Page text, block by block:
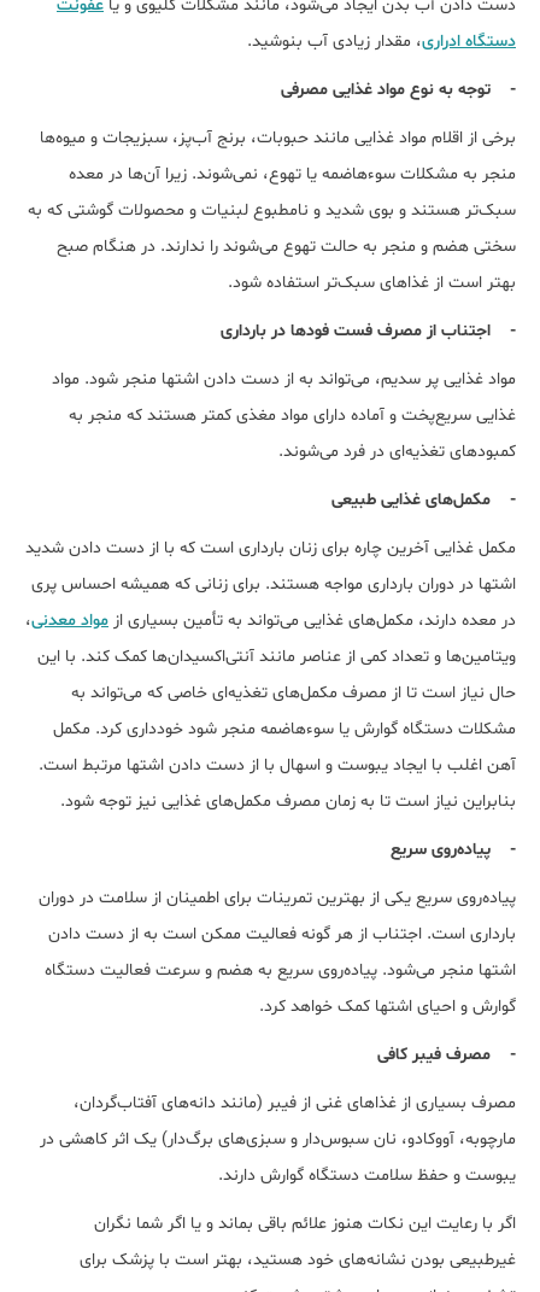
دست دادن آب بدن ایجاد می‌شود، مانند مشکلات کلیوی و یا عفونت
دستگاه ادراری، مقدار زیادی آب بنوشید.
- توجه به نوع مواد غذایی مصرفی
برخی از اقلام مواد غذایی مانند حبوبات، برنج آب‌پز، سبزیجات و میوه‌ها
منجر به مشکلات سوءهاضمه یا تهوع، نمی‌شوند. زیرا آن‌ها در معده
سبک‌تر هستند و بوی شدید و نامطبوع لبنیات و محصولات گوشتی که به
سختی هضم و منجر به حالت تهوع می‌شوند را ندارند. در هنگام صبح
بهتر است از غذاهای سبک‌تر استفاده شود.
- اجتناب از مصرف فست ‌فودها در بارداری
مواد غذایی پر سدیم، می‌تواند به از دست دادن اشتها منجر شود. مواد
غذایی سریع‌پخت و آماده دارای مواد مغذی کمتر هستند که منجر به
کمبودهای تغذیه‌ای در فرد می‌شوند.
- مکمل‌های غذایی طبیعی
مکمل غذایی آخرین چاره برای زنان بارداری است که با از دست دادن شدید
اشتها در دوران بارداری مواجه هستند. برای زنانی که همیشه احساس پری
در معده دارند، مکمل‌های غذایی می‌تواند به تأمین بسیاری از مواد معدنی،
ویتامین‌ها و تعداد کمی از عناصر مانند آنتی‌اکسیدان‌ها کمک کند. با این
حال نیاز است تا از مصرف مکمل‌های تغذیه‌ای خاصی که می‌تواند به
مشکلات دستگاه گوارش یا سوءهاضمه منجر شود خودداری کرد. مکمل
آهن اغلب با ایجاد یبوست و اسهال با از دست دادن اشتها مرتبط است.
بنابراین نیاز است تا به زمان مصرف مکمل‌های غذایی نیز توجه شود.
- پیاده‌روی سریع
پیاده‌روی سریع یکی از بهترین تمرینات برای اطمینان از سلامت در دوران
بارداری است. اجتناب از هر گونه فعالیت ممکن است به از دست دادن
اشتها منجر می‌شود. پیاده‌روی سریع به هضم و سرعت فعالیت دستگاه
گوارش و احیای اشتها کمک خواهد کرد.
- مصرف فیبر کافی
مصرف بسیاری از غذاهای غنی از فیبر (مانند دانه‌های آفتاب‌گردان،
مارچوبه، آووکادو، نان سبوس‌دار و سبزی‌های برگ‌دار) یک اثر کاهشی در
یبوست و حفظ سلامت دستگاه گوارش دارند.
اگر با رعایت این نکات هنوز علائم باقی بماند و یا اگر شما نگران
غیرطبیعی بودن نشانه‌های خود هستید، بهتر است با پزشک برای